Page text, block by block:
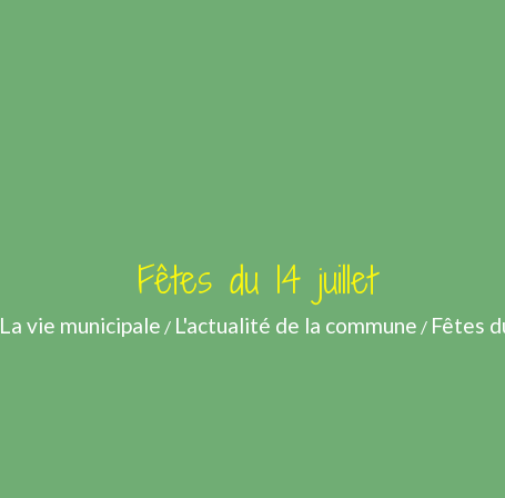
Fêtes du 14 juillet
La vie municipale / L'actualité de la commune / Fêtes